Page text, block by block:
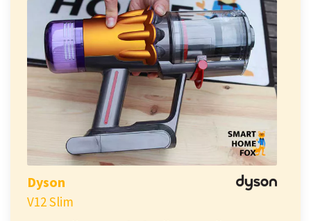
Dyson
V12 Slim